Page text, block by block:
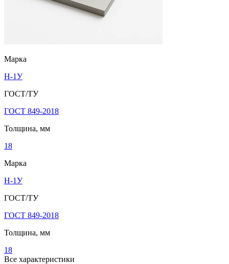
Марка
Н-1У
ГОСТ/ТУ
ГОСТ 849-2018
Толщина, мм
18
Марка
Н-1У
ГОСТ/ТУ
ГОСТ 849-2018
Толщина, мм
18
Все характеристики